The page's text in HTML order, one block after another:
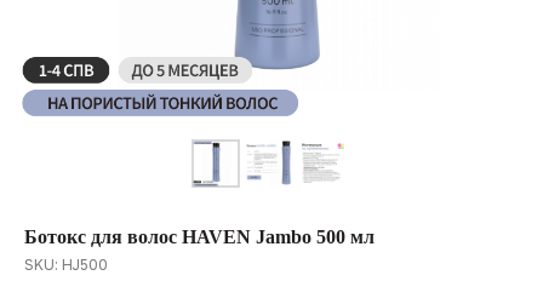
Ботокс для волос HAVEN Jambo 500 мл
SKU: HJ500